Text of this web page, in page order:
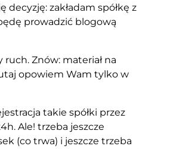
decyzję: zakładam spółkę z
prowadzić blogową
ruch. Znów: materiał na
opowiem Wam tylko w
takie spółki przez
Ale! trzeba jeszcze
(co trwa) i jeszcze trzeba